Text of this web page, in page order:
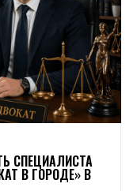
СПЕЦИАЛИСТА
В ГОРОДЕ» В